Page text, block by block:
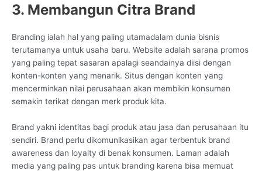
3. Membangun Citra Brand
Branding ialah hal yang paling utamadalam dunia bisnis
terutamanya untuk usaha baru. Website adalah sarana promos
yang paling tepat sasaran apalagi seandainya diisi dengan
konten-konten yang menarik. Situs dengan konten yang
mencerminkan nilai perusahaan akan membikin konsumen
semakin terikat dengan merk produk kita.
Brand yakni identitas bagi produk atau jasa dan perusahaan itu
sendiri. Brand perlu dikomunikasikan agar terbentuk brand
awareness dan loyalty di benak konsumen. Laman adalah
media yang paling pas untuk branding karena bisa memuat